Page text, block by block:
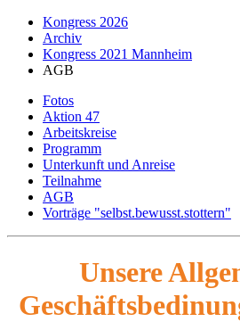
Kongress 2026
Archiv
Kongress 2021 Mannheim
AGB
Fotos
Aktion 47
Arbeitskreise
Programm
Unterkunft und Anreise
Teilnahme
AGB
Vorträge "selbst.bewusst.stottern"
Unsere